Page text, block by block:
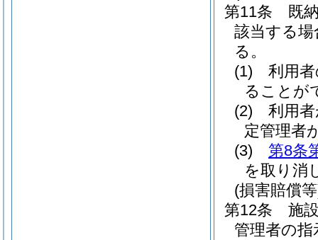
第11条
既
該当する
る。
(1)
利用
ることが
(2)
利用
定管理者
(3)
第8条
を取り消
(損害賠償
第12条
施
管理者の